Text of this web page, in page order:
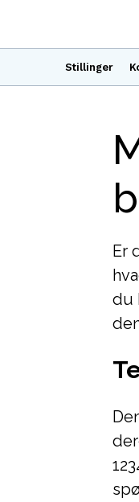
Stillinger
Er
du